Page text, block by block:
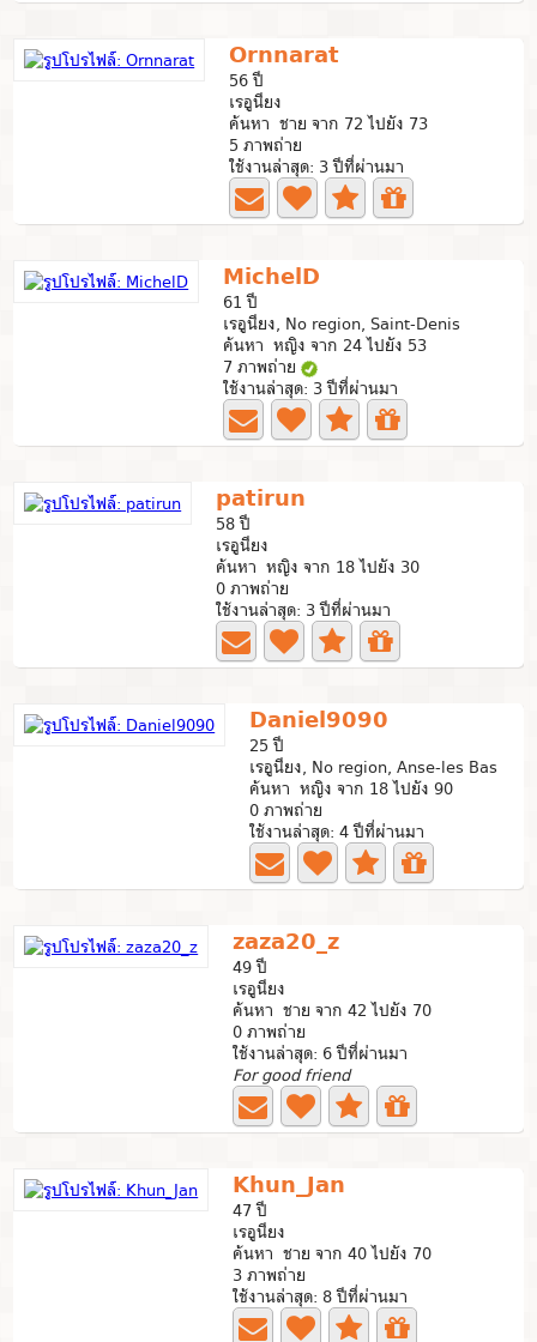
Ornnarat
56 ปี
เรอูนียง
ค้นหา ชาย จาก 72 ไปยัง 73
5 ภาพถ่าย
ใช้งานล่าสุด: 3 ปีที่ผ่านมา
MichelD
61 ปี
เรอูนียง, No region, Saint-Denis
ค้นหา หญิง จาก 24 ไปยัง 53
7 ภาพถ่าย
ใช้งานล่าสุด: 3 ปีที่ผ่านมา
patirun
58 ปี
เรอูนียง
ค้นหา หญิง จาก 18 ไปยัง 30
0 ภาพถ่าย
ใช้งานล่าสุด: 3 ปีที่ผ่านมา
Daniel9090
25 ปี
เรอูนียง, No region, Anse-les Bas
ค้นหา หญิง จาก 18 ไปยัง 90
0 ภาพถ่าย
ใช้งานล่าสุด: 4 ปีที่ผ่านมา
zaza20_z
49 ปี
เรอูนียง
ค้นหา ชาย จาก 42 ไปยัง 70
0 ภาพถ่าย
ใช้งานล่าสุด: 6 ปีที่ผ่านมา
For good friend
Khun_Jan
47 ปี
เรอูนียง
ค้นหา ชาย จาก 40 ไปยัง 70
3 ภาพถ่าย
ใช้งานล่าสุด: 8 ปีที่ผ่านมา